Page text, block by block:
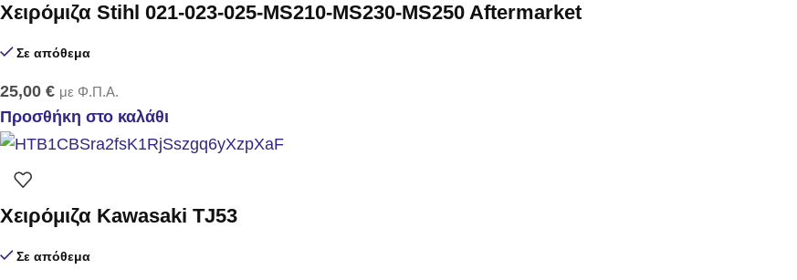
Χειρόμιζα Stihl 021-023-025-MS210-MS230-MS250 Aftermarket
Σε απόθεμα
25,00 € με Φ.Π.Α.
Προσθήκη στο καλάθι
Χειρόμιζα Kawasaki TJ53
Σε απόθεμα